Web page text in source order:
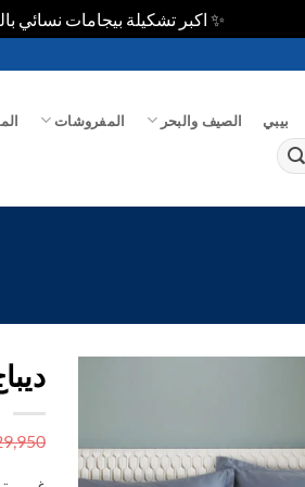
✨ اكبر تشكيلة بيجامات نسائي
بيبي الصيف والبحر المفروشات
الي
المفضلة